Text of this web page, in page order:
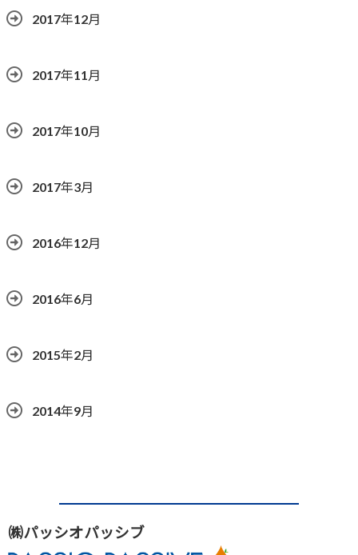
2017年12月
2017年11月
2017年10月
2017年3月
2016年12月
2016年6月
2015年2月
2014年9月
㈱パッシオパッシブ